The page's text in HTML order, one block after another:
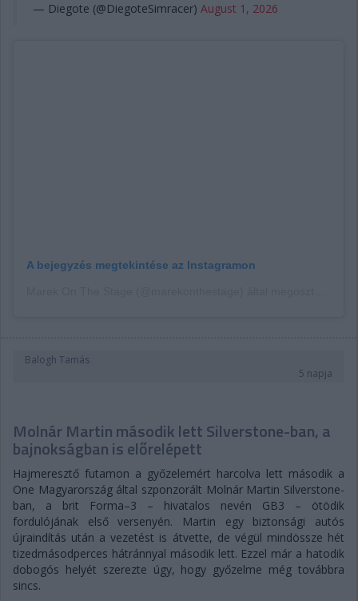
— Diegote (@DiegoteSimracer) August 1, 2026
A bejegyzés megtekintése az Instagramon
Balogh Tamás
5 napja
Molnár Martin második lett Silverstone-ban, a
bajnokságban is előrelépett
Hajmeresztő futamon a győzelemért harcolva lett második a
One Magyarország által szponzorált Molnár Martin Silverstone-
ban, a brit Forma–3 – hivatalos nevén GB3 – ötödik
fordulójának első versenyén. Martin egy biztonsági autós
újraindítás után a vezetést is átvette, de végül mindössze hét
tizedmásodperces hátránnyal második lett. Ezzel már a hatodik
dobogós helyét szerezte úgy, hogy győzelme még továbbra
sincs.